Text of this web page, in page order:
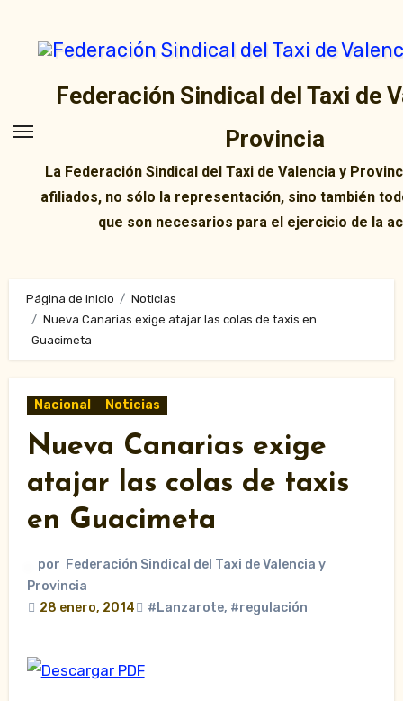
contenido
Federación Sindical del Taxi de
Provincia
La Federación Sindical del Taxi de Valencia y
afiliados, no sólo la representación, sino también
que son necesarios para el ejercicio de la
Página de inicio
Noticias
Nueva Canarias exige atajar las colas de taxis en
Guacimeta
Nacional Noticias
Nueva Canarias exige
atajar las colas de taxis
en Guacimeta
por Federación Sindical del Taxi de Valencia y
Provincia
28 enero, 2014
#Lanzarote, #regulación